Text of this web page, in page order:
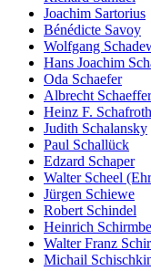
Joachim Sartorius
Bénédicte Savoy
Wolfgang
Hans Joachim
Oda Schaefer
Albrecht Schaeffer
Heinz F. Schafroth
Judith Schalansky
Paul Schallück
Edzard Schaper
Walter Scheel
Jürgen Schiewe
Robert Schindel
Heinrich
Walter Franz
Michail